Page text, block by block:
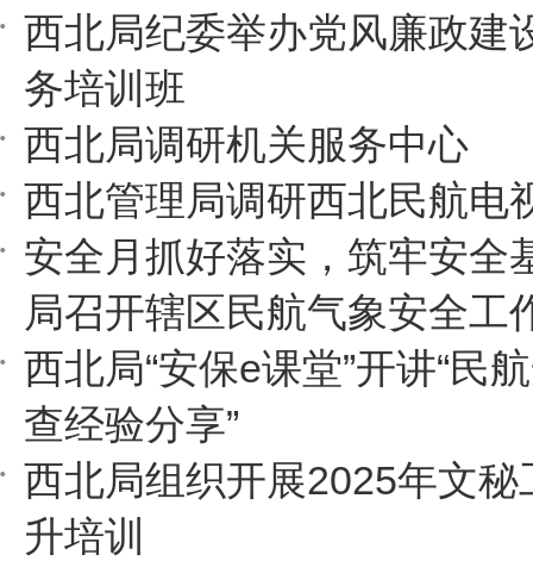
西北局纪委举办党风廉政建
务培训班
西北局调研机关服务中心
西北管理局调研西北民航电
安全月抓好落实，筑牢安全
局召开辖区民航气象安全工
西北局“安保e课堂”开讲“民
查经验分享”
西北局组织开展2025年文秘
升培训